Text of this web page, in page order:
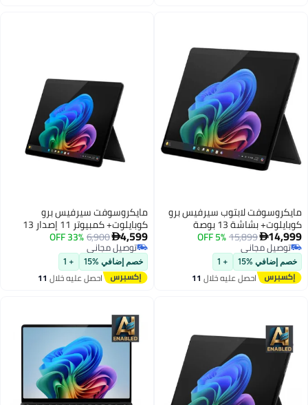
مايكروسوفت لابتوب سيرفيس برو
كوبايلوت+ بشاشة 13 بوصة
(2880x1920) ومعالج كوالكوم
هوم/
14,999
15,899
5% OFF
توصيل مجاني
توصيل مجاني
خصم إضافي %15 + 1
احصل عليه خلال 11
مايكروسوفت سيرفيس برو
كوبايلوت+ كمبيوتر 11 إصدار 13
بوصة سناب دراجون X بلس 16
إنجليزي
4,599
6,900
33% OFF
توصيل مجاني
توصيل مجاني
خصم إضافي %15 + 1
احصل عليه خلال 11